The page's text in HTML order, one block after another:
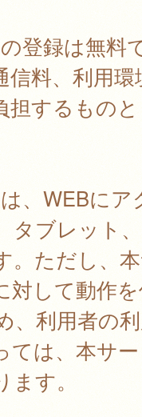
登録は無料
信料、利用
担するもの
、WEBにア
タブレット
。ただし、
対して動作
、利用者の
ては、本サ
す。